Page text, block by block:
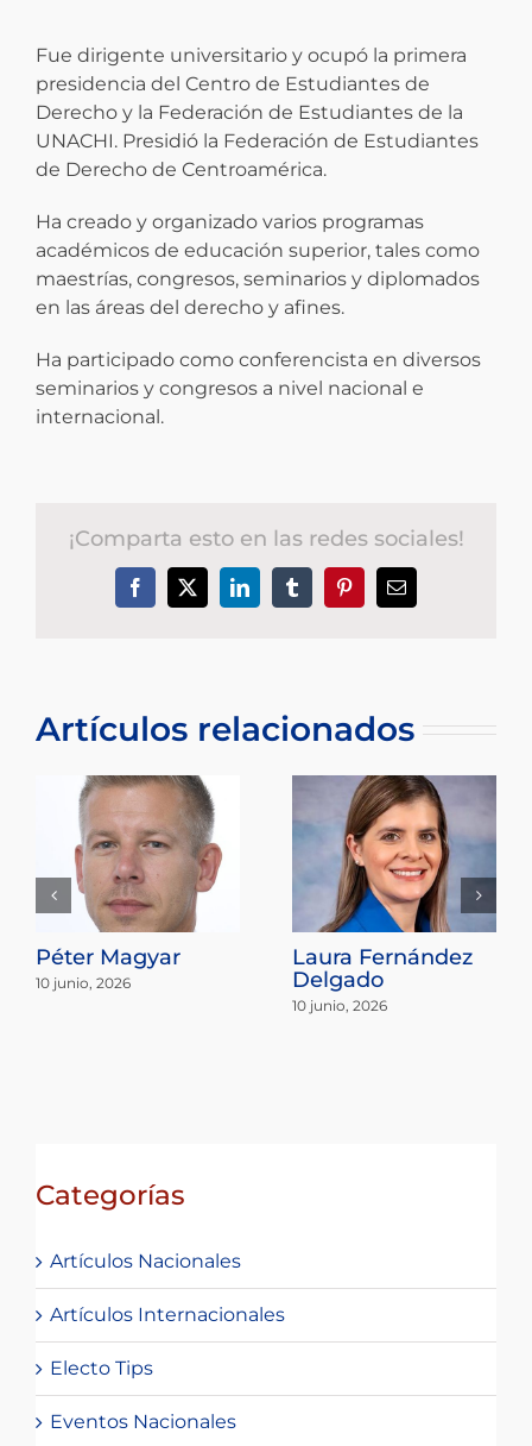
Fue dirigente universitario y ocupó la primera
presidencia del Centro de Estudiantes de
Derecho y la Federación de Estudiantes de la
UNACHI. Presidió la Federación de Estudiantes
de Derecho de Centroamérica.
Ha creado y organizado varios programas
académicos de educación superior, tales como
maestrías, congresos, seminarios y diplomados
en las áreas del derecho y afines.
Ha participado como conferencista en diversos
seminarios y congresos a nivel nacional e
internacional.
¡Comparta esto en las redes sociales!
Facebook
X LinkedInTumblrPinterestCorreo
Artículos relacionados
Péter Magyar
10 junio, 2026
Laura Fernández
Delgado
10 junio, 2026
Categorías
Artículos Nacionales
Artículos Internacionales
Electo Tips
Eventos Nacionales